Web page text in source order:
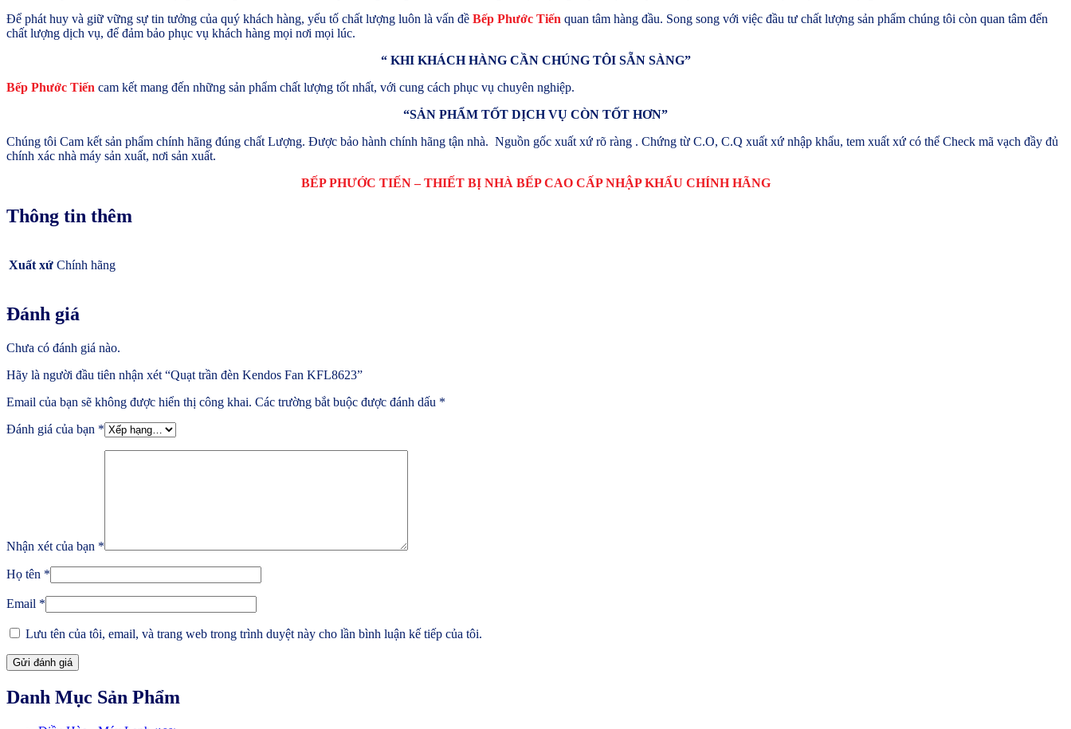
Để phát huy và giữ vững sự tin tưởng của quý khách hàng, yếu tố chất lượng luôn là vấn đề Bếp Phước Tiến quan tâm hàng đầu. Song song với việc đầu tư chất lượng sản phẩm chúng tôi còn quan tâm đến
chất lượng dịch vụ, để đảm bảo phục vụ khách hàng mọi nơi mọi lúc.
“KHI KHÁCH HÀNG CẦN CHÚNG TÔI SẴN SÀNG”
Bếp Phước Tiến cam kết mang đến những sản phẩm chất lượng tốt nhất, với cung cách phục vụ chuyên nghiệp.
“SẢN PHẨM TỐT DỊCH VỤ CÒN TỐT HƠN”
Chúng tôi Cam kết sản phẩm chính hãng đúng chất Lượng. Được bảo hành chính hãng tận nhà. Nguồn gốc xuất xứ rõ ràng . Chứng từ C.O, C.Q xuất xứ nhập khẩu, tem xuất xứ có thể Check mã vạch đầy đủ
chính xác nhà máy sản xuất, nơi sản xuất.
BẾP PHƯỚC TIẾN – THIẾT BỊ NHÀ BẾP CAO CẤP NHẬP KHẨU CHÍNH HÃNG
Thông tin thêm
Xuất xứ Chính hãng
Đánh giá
Chưa có đánh giá nào.
Hãy là người đầu tiên nhận xét “Quạt trần đèn Kendos Fan KFL8623”
Email của bạn sẽ không được hiển thị công khai. Các trường bắt buộc được đánh dấu *
Đánh giá của bạn *
Nhận xét của bạn *
Họ tên *
Email *
Lưu tên của tôi, email, và trang web trong trình duyệt này cho lần bình luận kế tiếp của tôi.
Danh Mục Sản Phẩm